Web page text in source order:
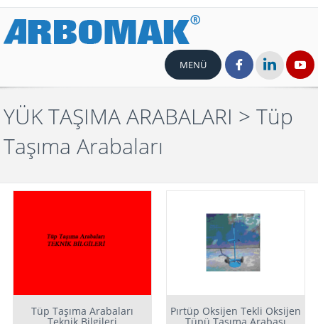
MENÜ
YÜK TAŞIMA ARABALARI > Tüp
Taşıma Arabaları
Tüp Taşıma Arabaları
Teknik Bilgileri
Pırtüp Oksijen Tekli Oksijen
Tüpü Taşıma Arabası